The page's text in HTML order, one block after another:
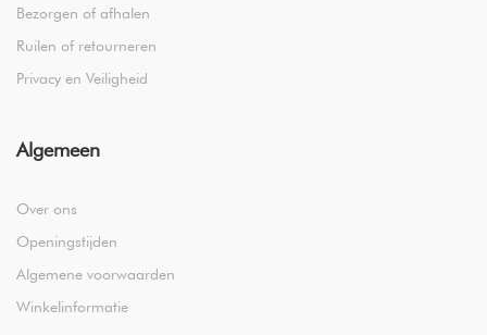
Bezorgen of afhalen
Ruilen of retourneren
Privacy en Veiligheid
Algemeen
Over ons
Openingstijden
Algemene voorwaarden
Winkelinformatie